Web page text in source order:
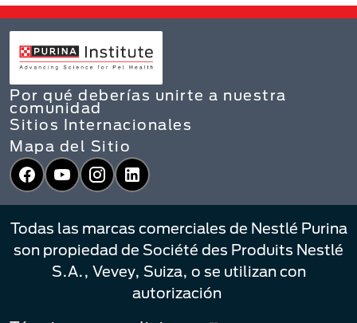
Por qué deberías unirte a nuestra
comunidad
Sitios Internacionales
Mapa del Sitio
Facebook
YouTubeInstagram
LinkedIn
Todas las marcas comerciales de Nestlé Purina
son propiedad de Société des Produits Nestlé
S.A., Vevey, Suiza, o se utilizan con
autorización